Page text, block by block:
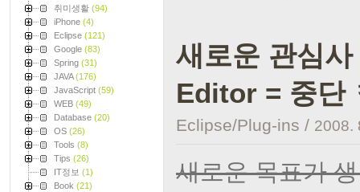
취미생활 (94)
iPhone (4)
Eclipse (121)
Google (83)
Spring (31)
JAVA(176)
JavaScript (59)
WEB (49)
Database (20)
OS (26)
Tools (8)
Tips (26)
IT정보 (1)
Book (21)
새로운 관심
Editor = 중단
Eclipse/Plug-ins / 2008.
새로운 목표가